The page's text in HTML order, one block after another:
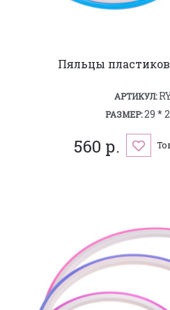
Пяльцы
АРТИКУЛ:
РАЗМЕР:29 *
560 р.